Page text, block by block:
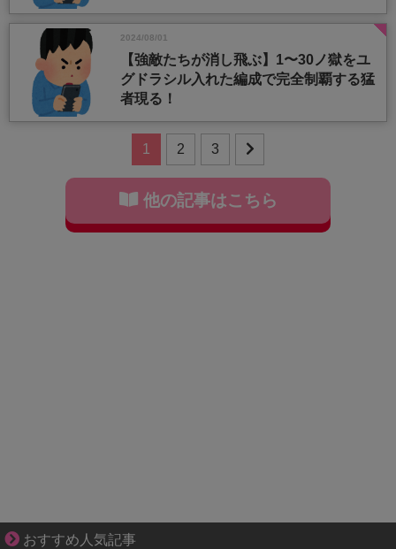
2024/08/01
【強敵たちが消し飛ぶ】1〜30ノ獄をユ
グドラシル入れた編成で完全制覇する猛
者現る！
1 2 3
他の記事はこちら
おすすめ人気記事
知らない土地で、主婦は孤独になる